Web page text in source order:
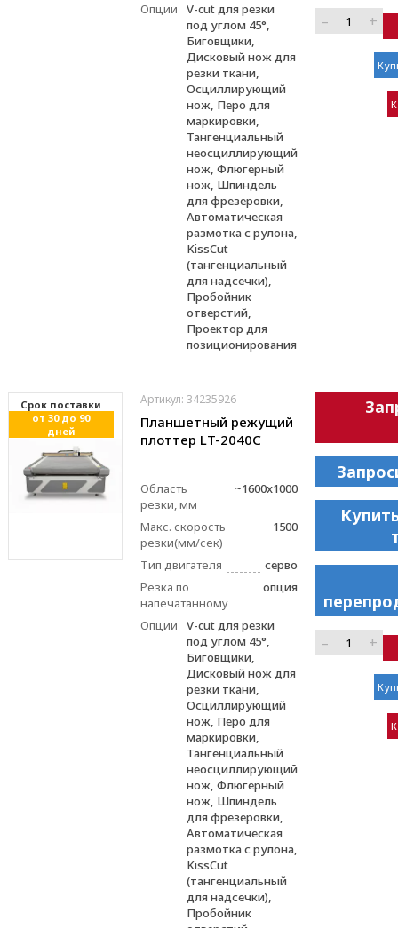
Опции
V-cut для резки
под углом 45°,
Биговщики,
Дисковый нож для
резки ткани,
Осциллирующий
нож, Перо для
маркировки,
Тангенциальный
неосциллирующий
нож, Флюгерный
нож, Шпиндель
для фрезеровки,
Автоматическая
размотка с рулона,
KissCut
(тангенциальный
для надсечки),
Пробойник
отверстий,
Проектор для
позиционирования
– +
Cрок поставки
от 30 до 90
дней
Артикул: 34235926
Планшетный режущий
плоттер LT-2040C
Область
резки, мм
~1600x1000
Макс. скорость
резки(мм/сек)
1500
Тип двигателя
серво
Резка по
напечатанному
опция
Опции
V-cut для резки
под углом 45°,
Биговщики,
Дисковый нож для
резки ткани,
Осциллирующий
нож, Перо для
маркировки,
Тангенциальный
неосциллирующий
нож, Флюгерный
нож, Шпиндель
для фрезеровки,
Автоматическая
размотка с рулона,
KissCut
(тангенциальный
для надсечки),
Пробойник
– +